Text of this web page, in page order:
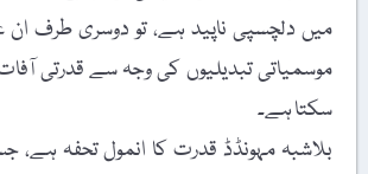
میں دلچسپی ناپید ہے، تو دوسری طرف ان
موسمیاتی تبدیلیوں کی وجہ سے قدرتی
سکتا ہے۔
بلاشبہ مہونڈڈ قدرت کا انمول تحفہ